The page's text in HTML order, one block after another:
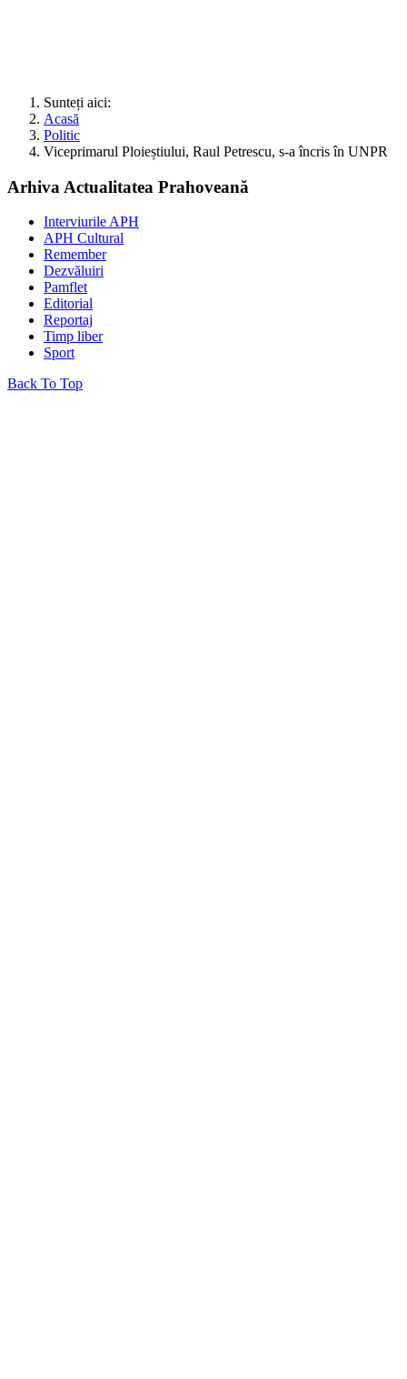
Sunteți aici:
Acasă
Politic
Viceprimarul Ploieștiului, Raul Petrescu, s-a încris în UNPR
Arhiva Actualitatea Prahoveană
Interviurile APH
APH Cultural
Remember
Dezvăluiri
Pamflet
Editorial
Reportaj
Timp liber
Sport
Back To Top